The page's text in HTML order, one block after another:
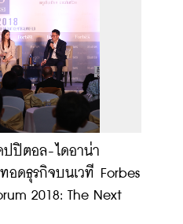
ปปิตอล-ไดอาน่า
ดธุรกิจบนเวที Forbes
2018: The Next